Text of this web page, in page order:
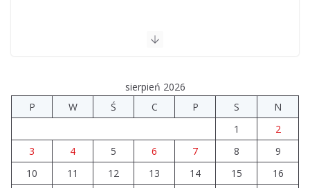
sierpień 2026
P
W Ś C P S
N
1
2
3
4 5 6 7 8
9
10
11 12 13 14 15
16